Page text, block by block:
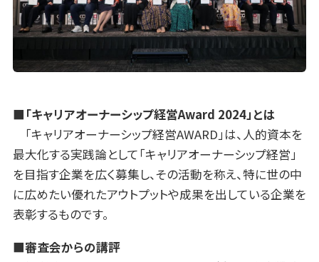
■「キャリアオーナーシップ経営Award 2024」とは
「キャリアオーナーシップ経営AWARD」は、人的資本を
最大化する実践論として「キャリアオーナーシップ経営」
を目指す企業を広く募集し、その活動を称え、特に世の中
に広めたい優れたアウトプットや成果を出している企業を
表彰するものです。
■審査会からの講評